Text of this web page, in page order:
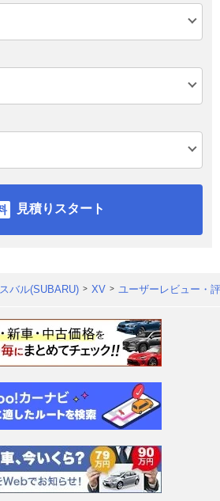
見積りスタート
スバル(SUBARU) XV ユーザーレビュー・